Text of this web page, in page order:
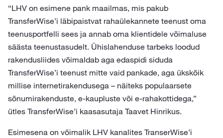
“LHV on esimene pank maailmas, mis pakub
TransferWise’i läbipaistvat rahaülekannete teenust oma
teenusportfelli sees ja annab oma klientidele võimaluse
säästa teenustasudelt. Ühislahenduse tarbeks loodud
rakendusliides võimaldab aga edaspidi siduda
TransferWise’i teenust mitte vaid pankade, aga ükskõik
millise internetirakendusega – näiteks populaarsete
sõnumirakenduste, e-kaupluste või e-rahakottidega,”
ütles TransferWise’i kaasasutaja Taavet Hinrikus.
Esimesena on võimalik LHV kanalites TranserWise’i